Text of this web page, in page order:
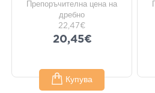
Препоръчителна цена на
дребно
22,47€
20,45€
Купува